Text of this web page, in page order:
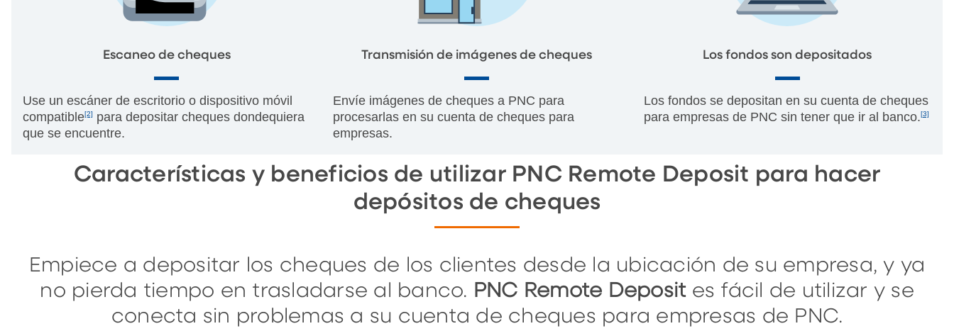
Escaneo de cheques
Use un escáner de escritorio o dispositivo móvil
compatible[2]
para depositar cheques dondequiera
que se encuentre.
Transmisión de imágenes de cheques
Envíe imágenes de cheques a PNC para
procesarlas en su cuenta de cheques para
empresas.
Los fondos son depositados
Los fondos se depositan en su cuenta de cheques
para empresas de PNC sin tener que ir al banco.[3]
Características y beneficios de utilizar PNC Remote Deposit para hacer
depósitos de cheques
Empiece a depositar los cheques de los clientes desde la ubicación de su empresa, y ya
no pierda tiempo en trasladarse al banco. PNC Remote Deposit es fácil de utilizar y se
conecta sin problemas a su cuenta de cheques para empresas de PNC.